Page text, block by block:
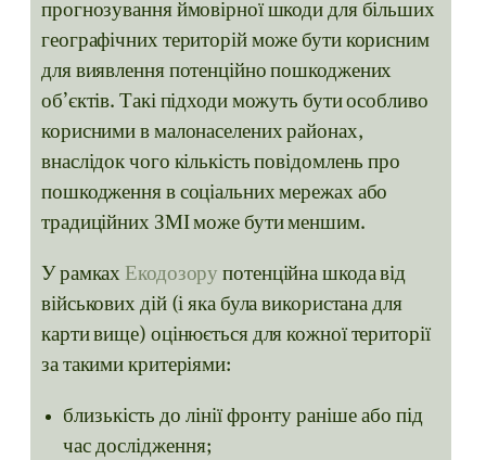
прогнозування ймовірної шкоди для більших
географічних територій може бути корисним
для виявлення потенційно пошкоджених
об’єктів. Такі підходи можуть бути особливо
корисними в малонаселених районах,
внаслідок чого кількість повідомлень про
пошкодження в соціальних мережах або
традиційних ЗМІ може бути меншим.
У рамкахЕкодозору потенційна шкода від
військових дій (і яка була використана для
карти вище) оцінюється для кожної території
за такими критеріями:
близькість до лінії фронту раніше або під
час дослідження;